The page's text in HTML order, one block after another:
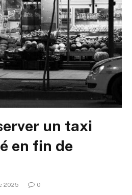
un taxi
en fin de
2025 0